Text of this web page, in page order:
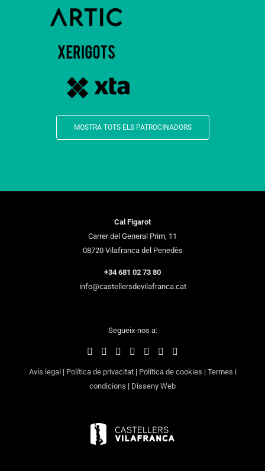
MOSTRA TOTS ELS PATROCINADORS
Cal Figarot
Carrer del General Prim, 11
08720 Vilafranca del Penedès
+34 681 02 73 80
info@castellersdevilafranca.cat
Segueix-nos a:
Avís legal | Política de privacitat| Política de cookies | Termes i
condicions | Disseny Web